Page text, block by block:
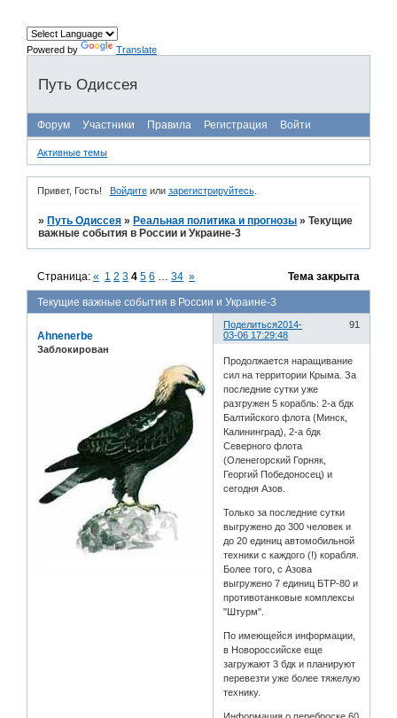
Powered by Translate
Путь Одиссея
Форум Участники Правила Регистрация Войти
Активные темы
Привет, Гость! Войдитеили зарегистрируйтесь.
» Путь Одиссея » Реальная политика и прогнозы »Текущие
важные события в России и Украине-3
Текущие важные события в России и Украине-3
Страница:« 1 2 3 4 5 6 34 » Тема закрыта
Поделиться 91
2014-
03-06 17:29:48
Ahnenerbe
Заблокирован
Продолжается наращивание
сил на территории Крыма. За
последние сутки уже
разгружен 5 корабль: 2-а бдк
Балтийского флота (Минск,
Калининград), 2-а бдк
Северного флота
(Оленегорский Горняк,
Георгий Победоносец) и
сегодня Азов.
Только за последние сутки
выгружено до 300 человек и
до 20 единиц автомобильной
техники с каждого (!) корабля.
Более того, с Азова
выгружено 7 единиц БТР-80 и
противотанковые комплексы
"Штурм".
По имеющейся информации,
в Новороссийске еще
загружают 3 бдк и планируют
перевезти уже более тяжелую
технику.